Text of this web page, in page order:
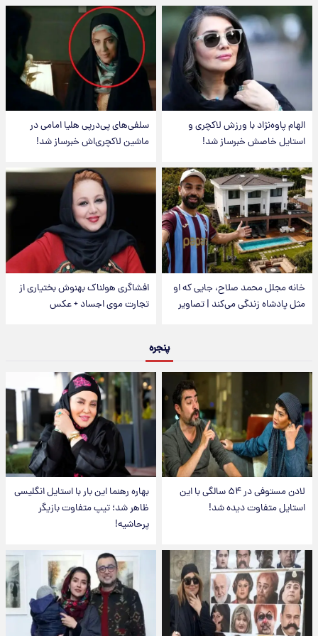
الهام پاوه‌نژاد با ورزش لاکچری و
استایل خاصش خبرساز شد!
سلفی‌های پی‌درپی هلیا امامی در
ماشین لاکچری‌اش خبرساز شد!
خانه مجلل محمد صلاح، جایی که او
مثل پادشاه زندگی می‌کند | تصاویر
افشاگری هولناک بهنوش بختیاری از
تجارت موی اجساد + عکس
پنجره
لادن مستوفی در ۵۴ سالگی با این
استایل متفاوت دیده شد!
بهاره رهنما این بار با استایل انگلیسی
ظاهر شد؛ تیپ متفاوت بازیگر
پرحاشیه!